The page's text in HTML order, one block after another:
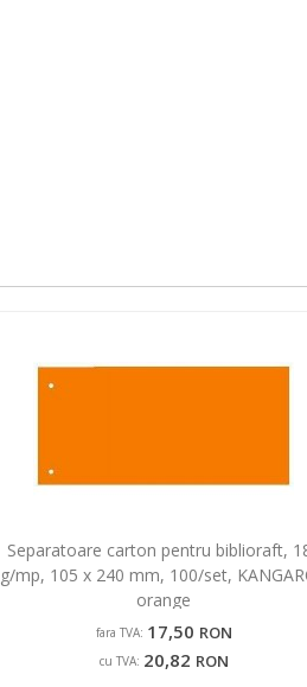
Separatoare carton pentru biblioraft,
g/mp, 105 x 240 mm, 100/set,
orange
fara TVA: 17,50 RON
cu TVA: 20,82 RON